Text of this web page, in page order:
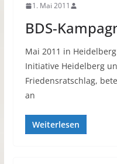
1. Mai 2011
BDS-
Mai 2011 in
Initiative Heidelberg
Friedensratschlag,
an
Weiterlesen